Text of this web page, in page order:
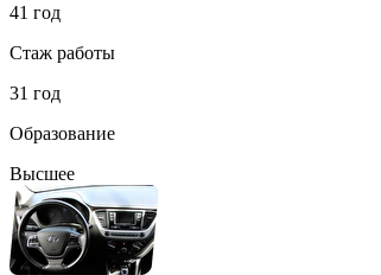
41 год
Стаж работы
31 год
Образование
Высшее